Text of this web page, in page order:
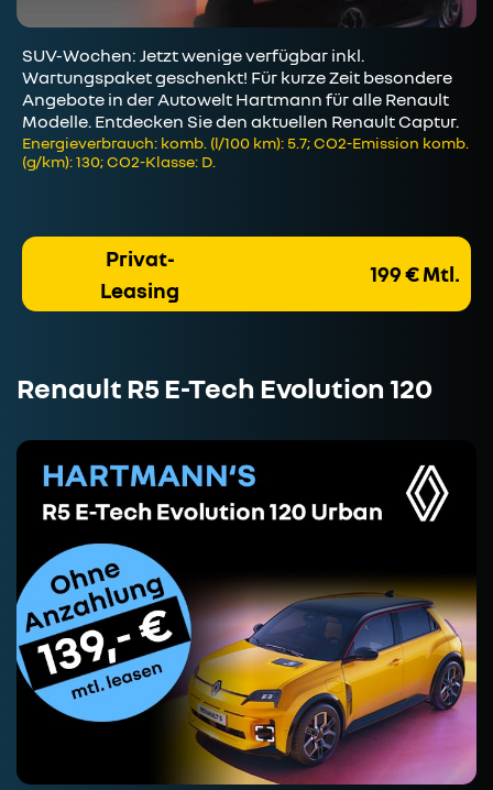
SUV-Wochen: Jetzt wenige verfügbar inkl.
Wartungspaket geschenkt! Für kurze Zeit besondere
Angebote in der Autowelt Hartmann für alle Renault
Modelle. Entdecken Sie den aktuellen Renault Captur.
Energieverbrauch: komb. (l/100 km): 5.7; CO2-Emission komb.
(g/km): 130; CO2-Klasse: D.
Privat-
Leasing
199 € Mtl.
Renault R5 E-Tech Evolution 120